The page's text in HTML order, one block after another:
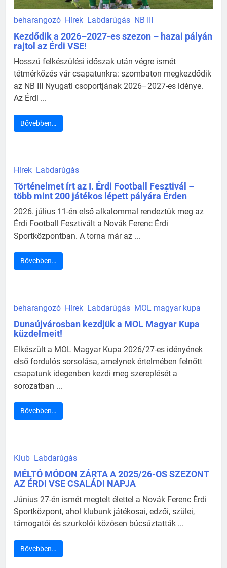
beharangozó Hírek Labdarúgás NB III
Kezdődik a 2026–2027-es szezon – hazai pályán
rajtol az Érdi VSE!
Hosszú felkészülési időszak után végre ismét
tétmérkőzés vár csapatunkra: szombaton megkezdődik
az NB III Nyugati csoportjának 2026–2027-es idénye.
Az Érdi ...
Bővebben…
Hírek Labdarúgás
Történelmet írt az I. Érdi Football Fesztivál –
több mint 200 játékos lépett pályára Érden
2026. július 11-én első alkalommal rendeztük meg az
Érdi Football Fesztivált a Novák Ferenc Érdi
Sportközpontban. A torna már az ...
Bővebben…
beharangozó Hírek Labdarúgás MOL magyar kupa
Dunaújvárosban kezdjük a MOL Magyar Kupa
küzdelmeit!
Elkészült a MOL Magyar Kupa 2026/27-es idényének
első fordulós sorsolása, amelynek értelmében felnőtt
csapatunk idegenben kezdi meg szereplését a
sorozatban ...
Bővebben…
Klub Labdarúgás
MÉLTÓ MÓDON ZÁRTA A 2025/26-OS SZEZONT
AZ ÉRDI VSE CSALÁDI NAPJA
Június 27-én ismét megtelt élettel a Novák Ferenc Érdi
Sportközpont, ahol klubunk játékosai, edzői, szülei,
támogatói és szurkolói közösen búcsúztatták ...
Bővebben…